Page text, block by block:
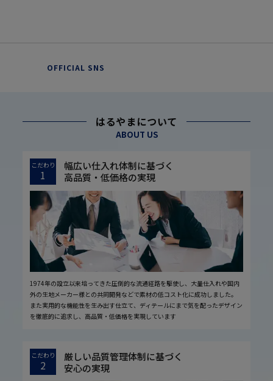
OFFICIAL SNS
はるやまについて
ABOUT US
こだわり
1
幅広い仕入れ体制に基づく
高品質・低価格の実現
1974年の設立以来培ってきた圧倒的な流通経路を駆使し、大量仕入れや国内
外の生地メーカー様との共同開発などで素材の低コスト化に成功しました。
また実用的な機能性を生み出す仕立て、ディテールにまで気を配ったデザイン
を徹底的に追求し、高品質・低価格を実現しています
こだわり
2
厳しい品質管理体制に基づく
安心の実現